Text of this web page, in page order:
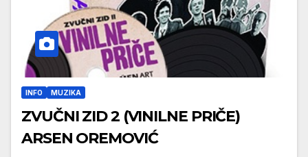
INFO MUZIKA
ZVUČNI ZID 2 (VINILNE PRIČE)
ARSEN OREMOVIĆ